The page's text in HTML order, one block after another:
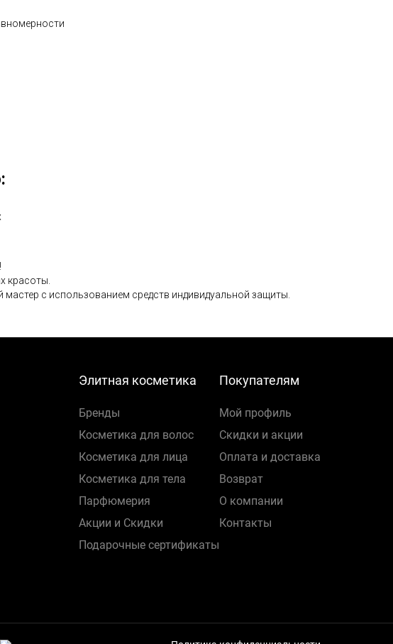
красоты.
с использованием средств индивидуальной защиты.
Элитная косметика
Бренды
Косметика для волос
Косметика для лица
Косметика для тела
Парфюмерия
Акции и Скидки
Подарочные сертификаты
Покупателям
Мой профиль
Скидки и акции
Оплата и доставка
Возврат
О компании
Контакты